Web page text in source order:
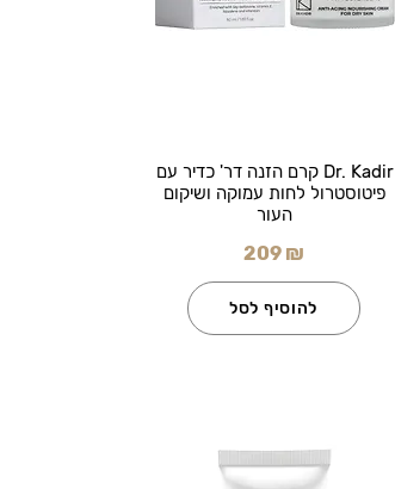
Dr. Kadir קרם הזנה דר' כדיר עם
פיטוסטרול לחות עמוקה ושיקום
העור
209 ₪
להוסיף לסל